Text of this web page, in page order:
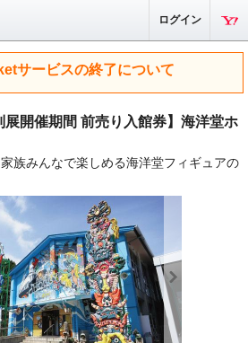
ログイン
サービスの終了について
開催期間 前売り入館券】海洋堂ホ
族みんなで楽しめる海洋堂フィギュアの